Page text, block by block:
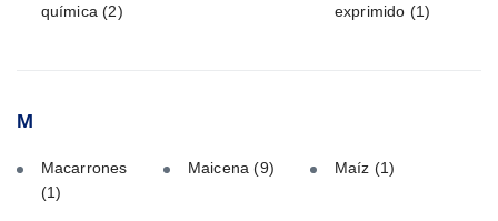
química(2)
exprimido (1)
M
Macarrones
(1)
Maicena(9) Maíz (1)